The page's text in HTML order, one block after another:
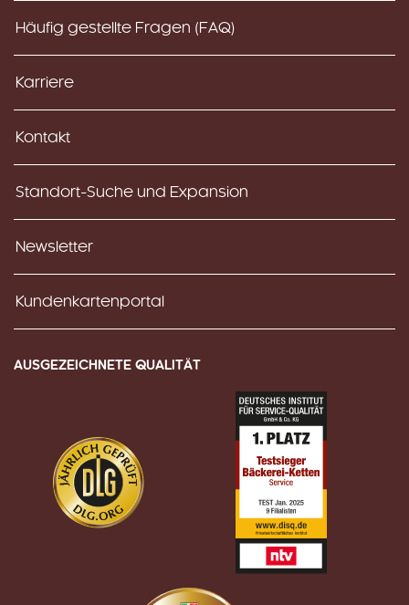
Häufig gestellte Fragen (FAQ)
Karriere
Kontakt
Standort-Suche und Expansion
Newsletter
Kundenkartenportal
AUSGEZEICHNETE QUALITÄT